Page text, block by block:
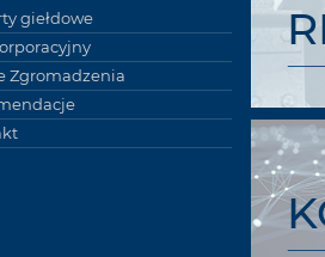
giełdowe
Zgromadzenia